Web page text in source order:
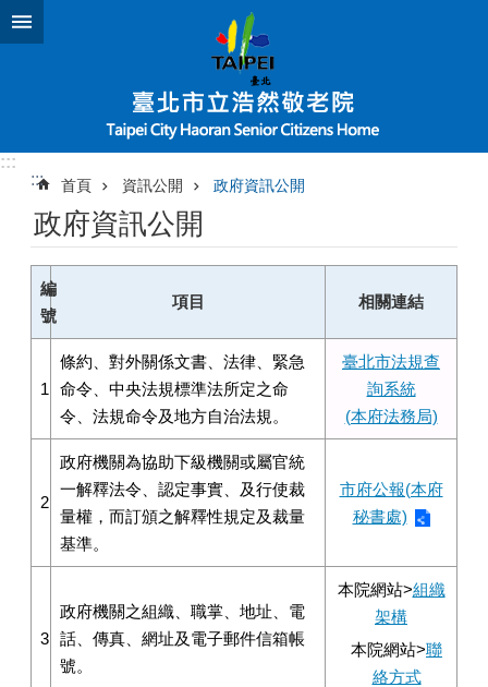
跳到主要內容區塊
:::
:::
首頁 資訊公開 政府資訊公開
政府資訊公開
編
號
項目 相關連結
1
條約、對外關係文書、法律、緊急
命令、中央法規標準法所定之命
令、法規命令及地方自治法規。
臺北市法規查
詢系統
(本府法務局)
2
政府機關為協助下級機關或屬官統
一解釋法令、認定事實、及行使裁
量權，而訂頒之解釋性規定及裁量
基準。
市府公報(本府
秘書處)
3
政府機關之組織、職掌、地址、電
話、傳真、網址及電子郵件信箱帳
號。
本院網站>組織
架構
本院網站>聯
絡方式